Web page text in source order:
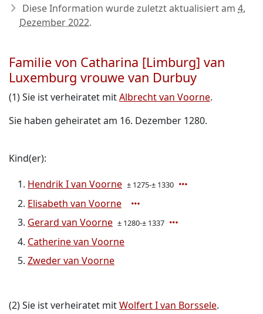
Diese Information wurde zuletzt aktualisiert am 4.
Dezember 2022.
Familie von Catharina [Limburg] van
Luxemburg vrouwe van Durbuy
(1) Sie ist verheiratet mitAlbrecht van Voorne.
Sie haben geheiratet am 16. Dezember 1280.
Kind(er):
Hendrik I van Voorne ± 1275-± 1330
Elisabeth van Voorne
Gerard van Voorne ± 1280-± 1337
Catherine van Voorne
Zweder van Voorne
(2) Sie ist verheiratet mitWolfert I van Borssele.